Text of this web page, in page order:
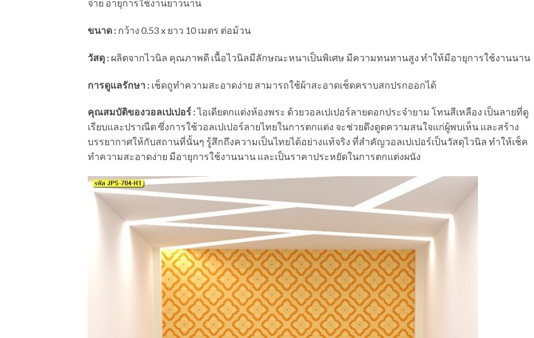
จ่าย อายุการใช้งานยาวนาน
ขนาด : กว้าง 0.53 x ยาว 10 เมตร ต่อม้วน
วัสดุ : ผลิตจากไวนิล คุณภาพดี เนื้อไวนิลมีลักษณะหนาเป็นพิเศษ มีความทนทานสูง ทำให้มีอายุการใช้งานนาน
การดูแลรักษา : เช็ดถูทำความสะอาดง่าย สามารถใช้ผ้าสะอาดเช็ดคราบสกปรกออกได้
คุณสมบัติของวอลเปเปอร์ :ไอเดียตกแต่งห้องพระ ด้วยวอลเปเปอร์ลายดอกประจำยาม โทนสีเหลือง เป็นลายที่ดู
เรียบและปราณีต ซึ่งการใช้วอลเปเปอร์ลายไทยในการตกแต่ง จะช่วยดึงดูดความสนใจแก่ผู้พบเห็น และสร้าง
บรรยากาศให้กับสถานที่นั้นๆ รู้สึกถึงความเป็นไทยได้อย่างแท้จริง ที่สำคัญวอลเปเปอร์เป็นวัสดุไวนิล ทำให้เช็ค
ทำความสะอาดง่าย มีอายุการใช้งานนาน และเป็นราคาประหยัดในการตกแต่งผนัง